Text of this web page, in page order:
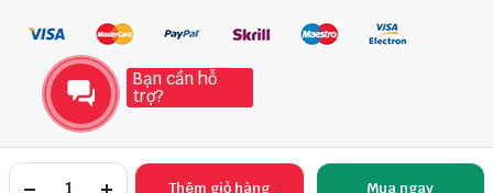
Thêm giỏ hàng Mua ngay
Bạn cần hỗ
trợ?